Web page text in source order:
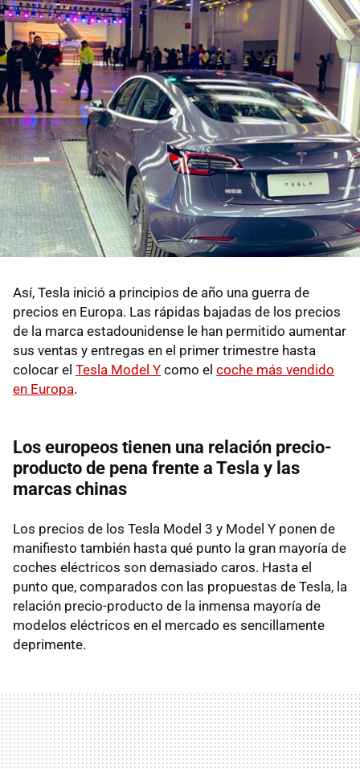
Así, Tesla inició a principios de año una guerra de
precios en Europa. Las rápidas bajadas de los precios
de la marca estadounidense le han permitido aumentar
sus ventas y entregas en el primer trimestre hasta
colocar el Tesla Model Y como el coche más vendido
en Europa.
Los europeos tienen una relación precio-
producto de pena frente a Tesla y las
marcas chinas
Los precios de los Tesla Model 3 y Model Y ponen de
manifiesto también hasta qué punto la gran mayoría de
coches eléctricos son demasiado caros. Hasta el
punto que, comparados con las propuestas de Tesla, la
relación precio-producto de la inmensa mayoría de
modelos eléctricos en el mercado es sencillamente
deprimente.